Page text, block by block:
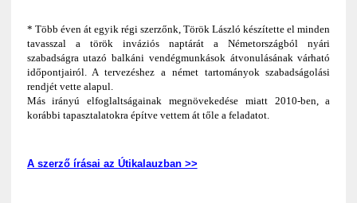
* Több éven át egyik régi szerzőnk, Török László készítette el minden
tavasszal a török inváziós naptárát a Németországból nyári
szabadságra utazó balkáni vendégmunkások átvonulásának várható
időpontjairól. A tervezéshez a német tartományok szabadságolási
rendjét vette alapul.
Más irányú elfoglaltságainak megnövekedése miatt 2010-ben, a
korábbi tapasztalatokra építve vettem át tőle a feladatot.
A szerző írásai az Útikalauzban >>